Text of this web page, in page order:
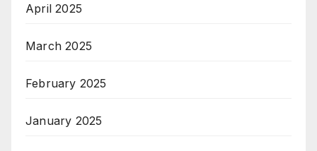
April 2025
March 2025
February 2025
January 2025